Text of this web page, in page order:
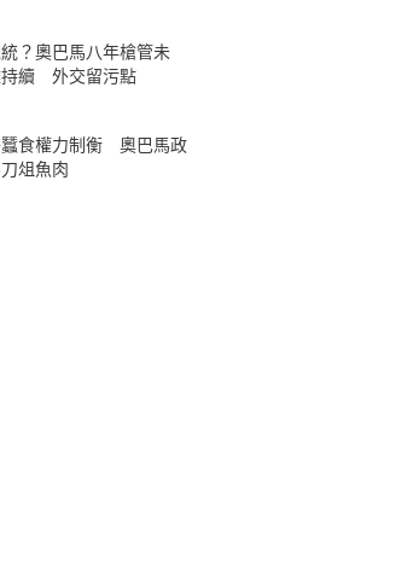
？奧巴馬八年槍管未
續 外交留污點
蠶食權力制衡 奧巴馬政
俎魚肉